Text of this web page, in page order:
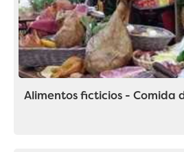
Alimentos ficticios - Comida